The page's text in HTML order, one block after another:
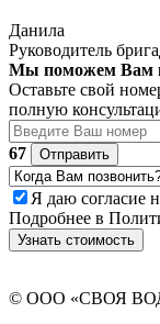
Данила
Руководитель
Мы поможем Вам
Оставьте свой
полную
67
Отправить
Я даю согласие
Подробнее в
Узнать стоимость
© ООО «СВОЯ